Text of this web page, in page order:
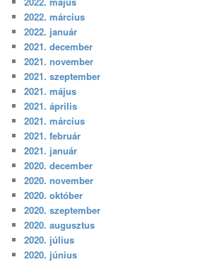
2022. március
2022. január
2021. december
2021. november
2021. szeptember
2021. május
2021. április
2021. március
2021. február
2021. január
2020. december
2020. november
2020. október
2020. szeptember
2020. augusztus
2020. július
2020. június